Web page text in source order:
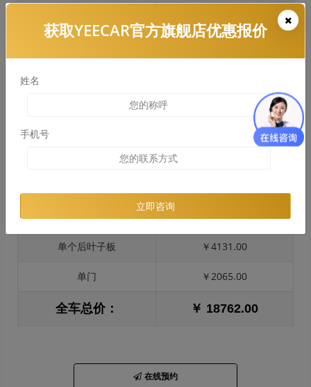
前保险杠 ￥3886.00
引擎盖 ￥4378.00
车顶 ￥3608.00
单个后叶子板 ￥4131.00
单门 ￥2065.00
全车总价： ￥ 18762.00
在线预约
获取YEECAR官方旗舰店优惠报价
姓名
手机号
立即咨询